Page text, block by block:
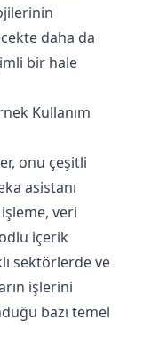
daha da
bir hale
Kullanım
onu çeşitli
asistanı
veri
içerik
sektörlerde ve
işlerini
bazı temel